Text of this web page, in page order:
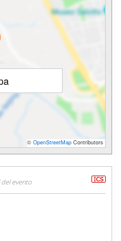
© OpenStreetMap Contributors
del evento